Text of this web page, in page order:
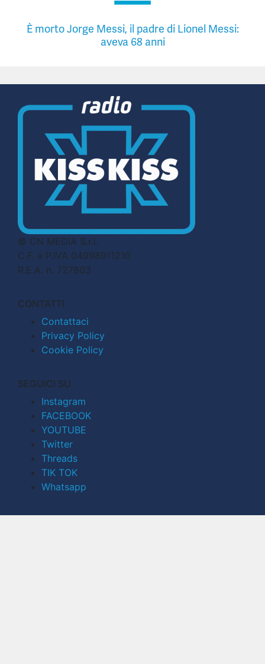
È morto Jorge Messi, il padre di Lionel Messi:
aveva 68 anni
© CN MEDIA S.r.l.
C.F. e P.IVA 04998911210
R.E.A. n. 727803
CONTATTI
Contattaci
Privacy Policy
Cookie Policy
SEGUICI SU
Instagram
FACEBOOK
YOUTUBE
Twitter
Threads
TIK TOK
Whatsapp